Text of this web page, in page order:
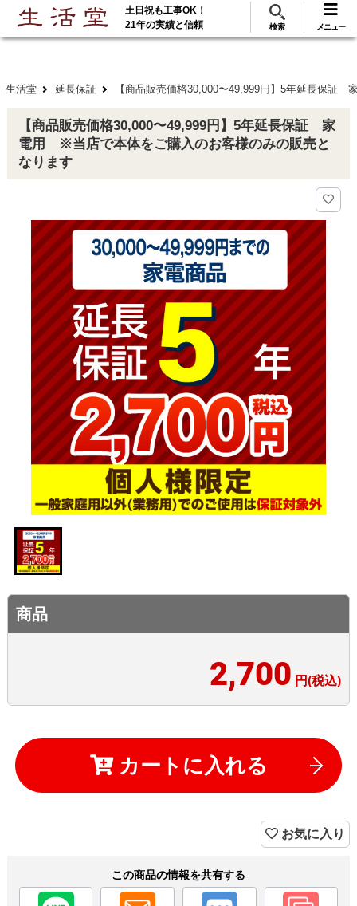
ご利用 288万･工事実績117万件! 無料見積
土日祝も工事OK！
21年の実績と信頼
検索 メニュー
生活堂 延長保証 【商品販売価格30,000〜49,999円】5年延長保
【商品販売価格30,000〜49,999円】5年延長保証 家
電用 ※当店で本体をご購入のお客様のみの販売と
なります
商品
2,700 円(税込)
カートに入れる
お気に入り
この商品の情報を共有する